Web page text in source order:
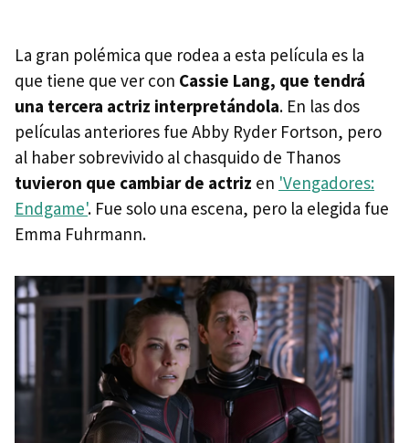
La gran polémica que rodea a esta película es la
que tiene que ver con Cassie Lang, que tendrá
una tercera actriz interpretándola. En las dos
películas anteriores fue Abby Ryder Fortson, pero
al haber sobrevivido al chasquido de Thanos
tuvieron que cambiar de actriz en 'Vengadores:
Endgame'. Fue solo una escena, pero la elegida fue
Emma Fuhrmann.